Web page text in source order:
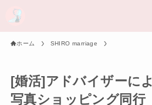
ホーム SHIRO marriage
[婚活]アドバイザーに
写真ショッピング同行